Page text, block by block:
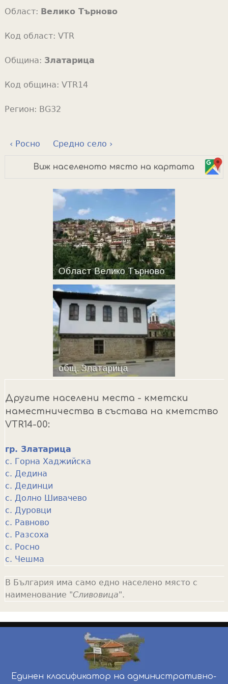
Област: Велико Търново
Код област: VTR
Община: Златарица
Код община: VTR14
Регион: BG32
‹ Росно Средно село ›
Виж населеното място на картата
Другите населени места - кметски
наместничества в състава на кметство
VTR14-00:
гр. Златарица
с. Горна Хаджийска
с. Дедина
с. Дединци
с. Долно Шивачево
с. Дуровци
с. Равново
с. Разсоха
с. Росно
с. Чешма
В България има само едно населено място с
наименование "Сливовица".
Единен класификатор на административно-